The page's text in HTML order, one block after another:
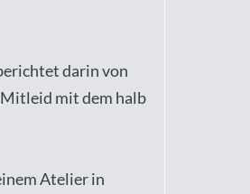
darin von
Mitleid mit dem halb
Atelier in